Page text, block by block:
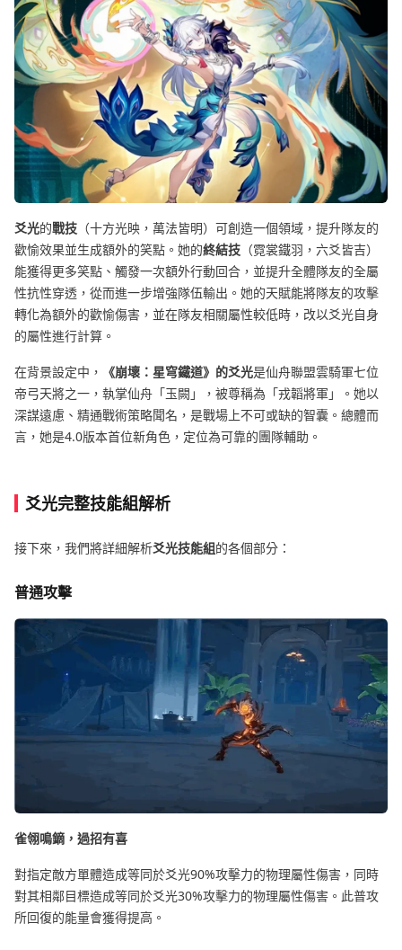
爻光的戰技 （十方光映，萬法皆明）可創造一個領域，提升隊友的
歡愉效果並生成額外的笑點。她的終結技 （霓裳鐵羽，六爻皆吉）
能獲得更多笑點、觸發一次額外行動回合，並提升全體隊友的全屬
性抗性穿透，從而進一步增強隊伍輸出。她的天賦能將隊友的攻擊
轉化為額外的歡愉傷害，並在隊友相關屬性較低時，改以爻光自身
的屬性進行計算。
在背景設定中， 《崩壞：星穹鐵道》的爻光是仙舟聯盟雲騎軍七位
帝弓天將之一，執掌仙舟「玉闕」，被尊稱為「戎韜將軍」。她以
深謀遠慮、精通戰術策略聞名，是戰場上不可或缺的智囊。總體而
言，她是4.0版本首位新角色，定位為可靠的團隊輔助。
爻光完整技能組解析
接下來，我們將詳細解析爻光技能組的各個部分：
普通攻擊
雀翎鳴鏑，過招有喜
對指定敵方單體造成等同於爻光90%攻擊力的物理屬性傷害，同時
對其相鄰目標造成等同於爻光30%攻擊力的物理屬性傷害。此普攻
所回復的能量會獲得提高。